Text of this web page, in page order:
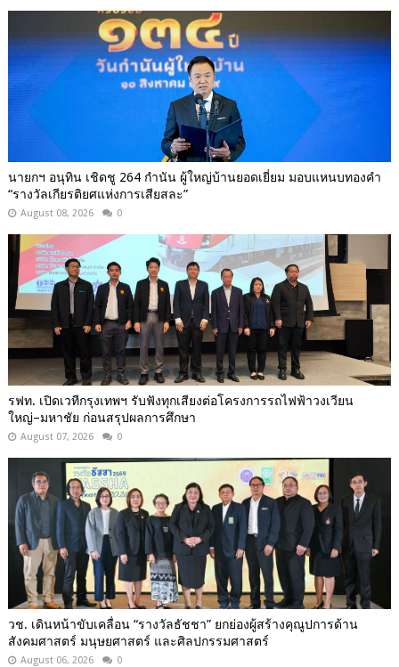
นายกฯ อนุทิน เชิดชู 264 กำนัน ผู้ใหญ่บ้านยอดเยี่ยม มอบแหนบทองคำ
“รางวัลเกียรติยศแห่งการเสียสละ”
August 08, 2026 0
รฟท. เปิดเวทีกรุงเทพฯ รับฟังทุกเสียงต่อโครงการรถไฟฟ้าวงเวียน
ใหญ่–มหาชัย ก่อนสรุปผลการศึกษา
August 07, 2026 0
วช. เดินหน้าขับเคลื่อน “รางวัลธัชชา” ยกย่องผู้สร้างคุณูปการด้าน
สังคมศาสตร์ มนุษยศาสตร์ และศิลปกรรมศาสตร์
August 06, 2026 0